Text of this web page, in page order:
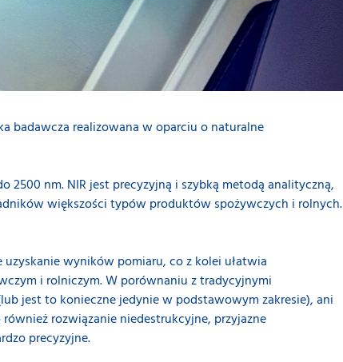
badawcza realizowana w oparciu o naturalne
2500 nm. NIR jest precyzyjną i szybką metodą analityczną,
większości typów produktów spożywczych i rolnych.
wyników pomiaru, co z kolei ułatwia
i rolniczym. W porównaniu z tradycyjnymi
jest to konieczne jedynie w podstawowym zakresie), ani
rozwiązanie niedestrukcyjne, przyjazne
precyzyjne.